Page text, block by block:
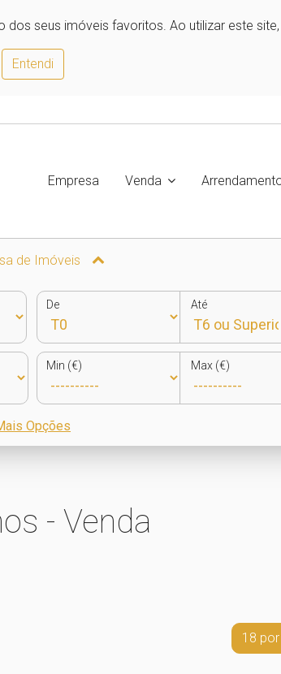
seus imóveis favoritos. Ao utilizar este
Entendi
Empresa Venda
de Imóveis
De Até
Min (€) Max (€)
Opções
- Venda
18